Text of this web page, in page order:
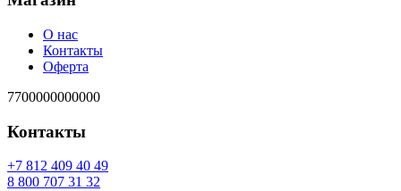
О нас
Контакты
Оферта
7700000000000
Контакты
94 04 904 218 7+
23 13 707 008 8